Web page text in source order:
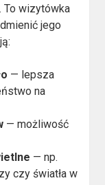
To wizytówka
jego
— lepsza
na
— możliwość
— np.
czy światła w